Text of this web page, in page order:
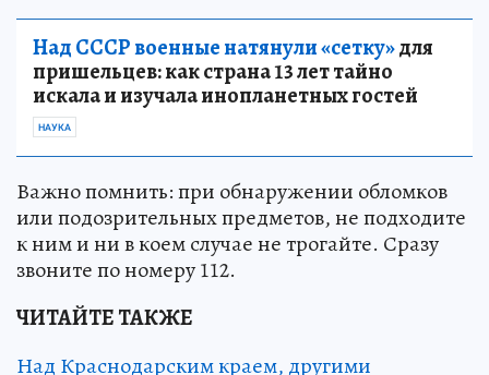
Над СССР военные натянули «сетку»для
пришельцев: как страна 13 лет тайно
искала и изучала инопланетных гостей
НАУКА
Важно помнить: при обнаружении обломков
или подозрительных предметов, не подходите
к ним и ни в коем случае не трогайте. Сразу
звоните по номеру 112.
ЧИТАЙТЕ ТАКЖЕ
Над Краснодарским краем, другими